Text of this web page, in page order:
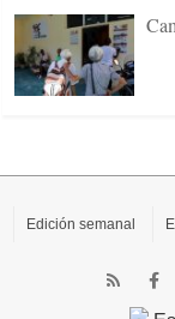
Edición semanal